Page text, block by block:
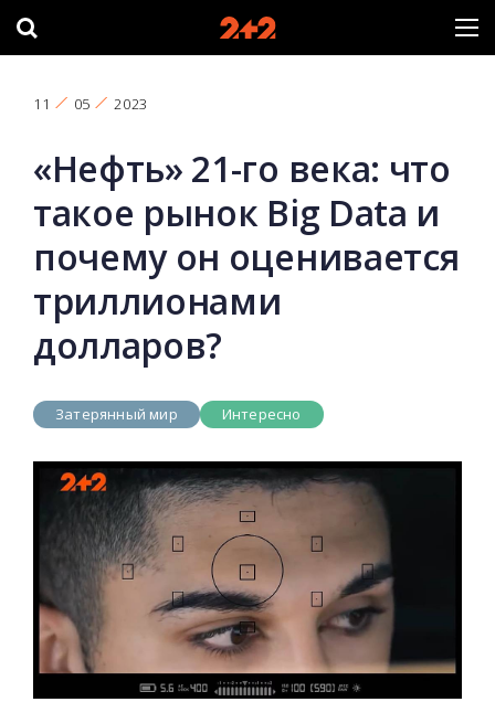
11 05 2023
«Нефть» 21-го века: что
такое рынок Big Data и
почему он оценивается
триллионами
долларов?
Затерянный мир Интересно